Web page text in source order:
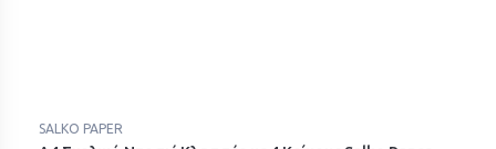
SALKO PAPER